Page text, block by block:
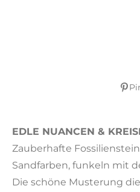
EDLE NUANCEN &
Zauberhafte
Sandfarben, funkeln mit
Die schöne Musterung